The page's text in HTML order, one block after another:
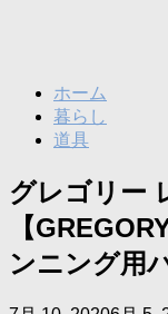
ホーム
暮らし
道具
グレゴリー
【
ンニング用